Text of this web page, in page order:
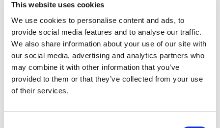
This website uses cookies
We use cookies to personalise content and ads, to
provide social media features and to analyse our traffic.
We also share information about your use of our site with
our social media, advertising and analytics partners who
may combine it with other information that you’ve
provided to them or that they’ve collected from your use
of their services.
Integriertes CRM/ERP für personalisierten Service,
schlanke Abläufe und Umsatzwachstum.
Integriertes CRM/ERP für personalisierten Service,